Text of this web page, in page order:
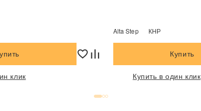
клик
Alta Step КНР
Купить
Купить в один клик